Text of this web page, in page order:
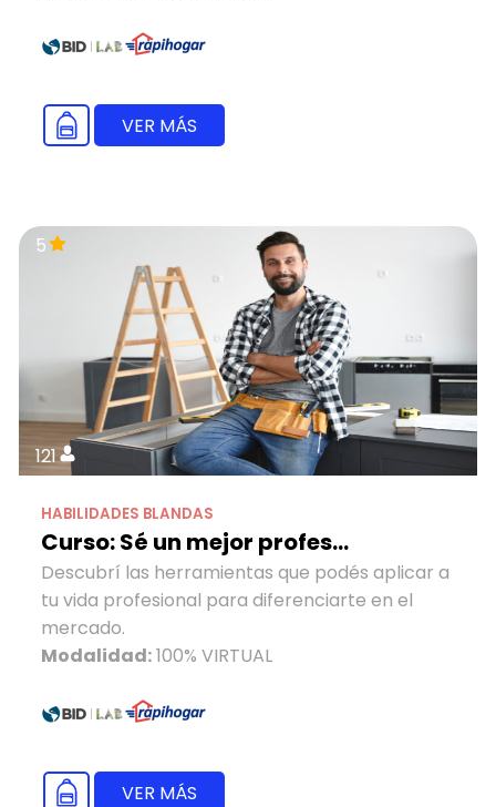
VER MÁS
5
121
HABILIDADES BLANDAS
Curso: Sé un mejor profes...
Descubrí las herramientas que podés aplicar a
tu vida profesional para diferenciarte en el
mercado.
Modalidad:100% VIRTUAL
VER MÁS